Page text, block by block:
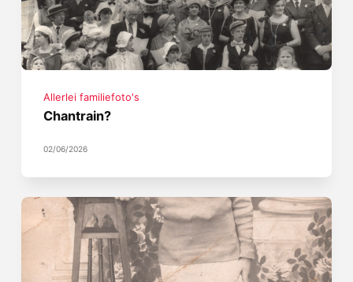
Allerlei familiefoto's
Chantrain?
02/06/2026